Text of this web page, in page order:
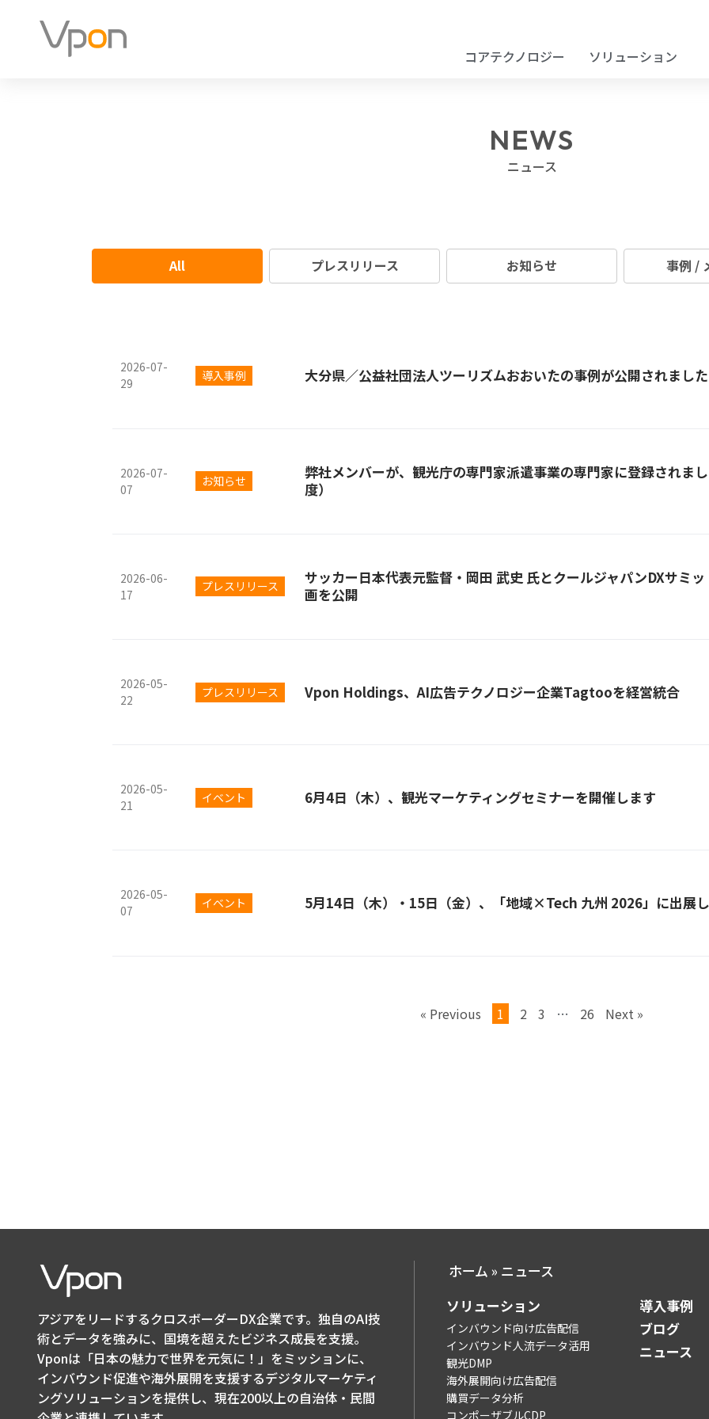
コアテクノロジー ソリューション
NEWS
ニュース
All プレスリリース お知らせ 事例 /
2026-07-
29
導入事例 大分県／公益社団法人ツーリズムおおいたの事例が公開されました
2026-07-
07
お知らせ
弊社メンバーが、観光庁の専門家派遣事業の専門家に登録されま
度）
2026-06-
17
プレスリリース
サッカー日本代表元監督・岡田 武史 氏とクールジャパンDXサミ
画を公開
2026-05-
22
プレスリリース Vpon Holdings、AI広告テクノロジー企業Tagtooを経営統合
2026-05-
21
イベント 6月4日（木）、観光マーケティングセミナーを開催します
2026-05-
07
イベント 5月14日（木）・15日（金）、「地域×Tech 九州 2026」に出展
« Previous 1 2 3 … 26 Next »
アジアをリードするクロスボーダーDX企業です。独自のAI技
術とデータを強みに、国境を超えたビジネス成長を支援。
Vponは「日本の魅力で世界を元気に！」をミッションに、
インバウンド促進や海外展開を支援するデジタルマーケティ
ングソリューションを提供し、現在200以上の自治体・民間
ホーム » ニュース
ソリューション​
インバウンド向け広告配信
インバウンド人流データ活用
観光DMP
海外展開向け広告配信
購買データ分析
コンポーザブルCDP
導入事例​
ブログ​
ニュース